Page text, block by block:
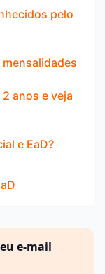
pelo
anos e veja
e EaD?
e-mail